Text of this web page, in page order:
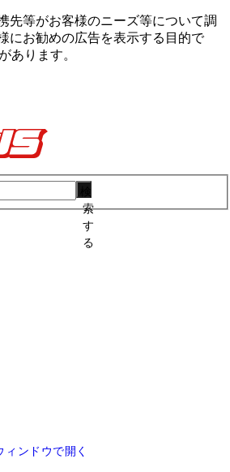
先等がお客様のニーズ等について調
にお勧めの広告を表⽰する⽬的で
あります。
索
す
る
ィンドウで開く